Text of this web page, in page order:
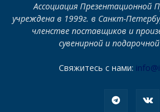
Ассоциация Презентационной
учреждена в 1999г. в Санкт-
членстве поставщиков и
сувенирной и
Свяжитесь с нами: